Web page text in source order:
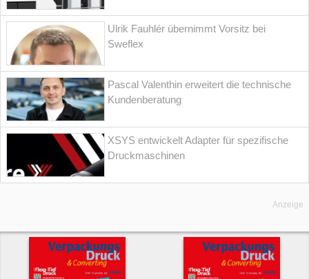
Ulrik Fauhlér übernimmt Vorsitz bei
Sweflex
Pascal Valenthin erweitert die technische
Kundenberatung
XSYS entwickelt Adapter für spezifische
Druckmaschinen
Anzeige